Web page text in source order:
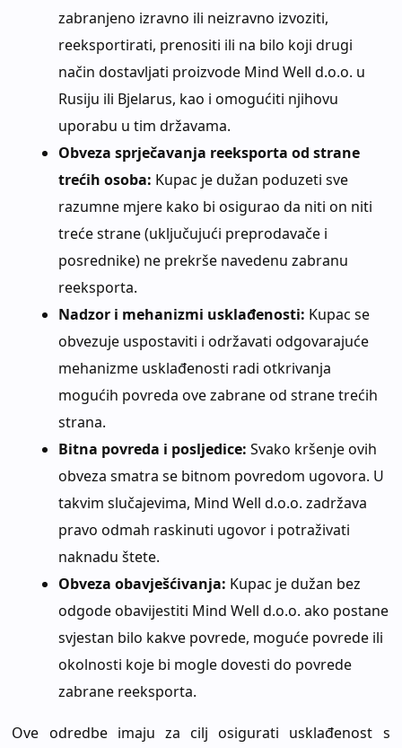
zabranjeno izravno ili neizravno izvoziti,
reeksportirati, prenositi ili na bilo koji drugi
način dostavljati proizvode Mind Well d.o.o. u
Rusiju ili Bjelarus, kao i omogućiti njihovu
uporabu u tim državama.
Obveza sprječavanja reeksporta od strane
trećih osoba: Kupac je dužan poduzeti sve
razumne mjere kako bi osigurao da niti on niti
treće strane (uključujući preprodavače i
posrednike) ne prekrše navedenu zabranu
reeksporta.
Nadzor i mehanizmi usklađenosti: Kupac se
obvezuje uspostaviti i održavati odgovarajuće
mehanizme usklađenosti radi otkrivanja
mogućih povreda ove zabrane od strane trećih
strana.
Bitna povreda i posljedice: Svako kršenje ovih
obveza smatra se bitnom povredom ugovora. U
takvim slučajevima, Mind Well d.o.o. zadržava
pravo odmah raskinuti ugovor i potraživati
naknadu štete.
Obveza obavješćivanja: Kupac je dužan bez
odgode obavijestiti Mind Well d.o.o. ako postane
svjestan bilo kakve povrede, moguće povrede ili
okolnosti koje bi mogle dovesti do povrede
zabrane reeksporta.
Ove odredbe imaju za cilj osigurati usklađenost s